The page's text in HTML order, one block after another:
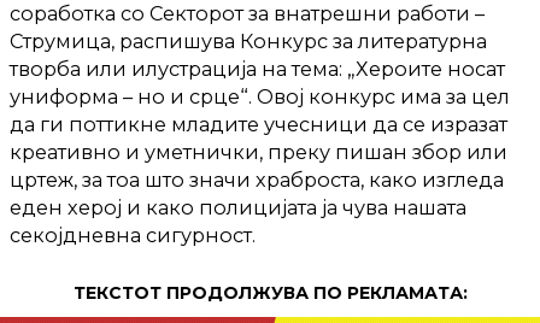
соработка со Секторот за внатрешни работи –
Струмица, распишува Конкурс за литературна
творба или илустрација на тема: „Хероите носат
униформа – но и срце“. Овој конкурс има за цел
да ги поттикне младите учесници да се изразат
креативно и уметнички, преку пишан збор или
цртеж, за тоа што значи храброста, како изгледа
еден херој и како полицијата ја чува нашата
секојдневна сигурност.
ТЕКСТОТ ПРОДОЛЖУВА ПО РЕКЛАМАТА: